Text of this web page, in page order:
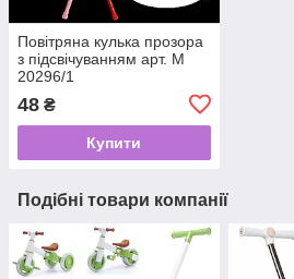
Повітряна кулька прозора
з підсвічуванням арт. М
20296/1
48 ₴
Купити
Подібні товари компанії